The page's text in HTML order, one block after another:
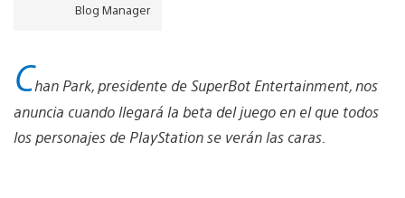
Blog Manager
Chan Park, presidente de SuperBot Entertainment, nos
anuncia cuando llegará la beta del juego en el que todos
los personajes de PlayStation se verán las caras.